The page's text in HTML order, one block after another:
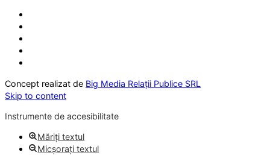
Concept realizat de Big Media Relații Publice SRL
Skip to content
Instrumente de accesibilitate
Măriți textul
Micșorați textul